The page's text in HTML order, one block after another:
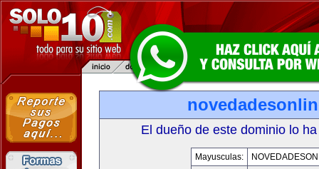
El dueño de este dominio lo
Mayusculas: